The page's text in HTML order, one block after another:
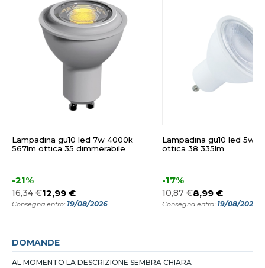
Lampadina gu10 led 7w 4000k
567lm ottica 35 dimmerabile
-21%
16,34 €12,99 €
Consegna entro: 19/08/2026
Lampadina gu10 led 5w
ottica 38 335lm
-17%
10,87 €8,99 €
Consegna entro: 19/08/2026
DOMANDE
AL MOMENTO LA DESCRIZIONE SEMBRA CHIARA